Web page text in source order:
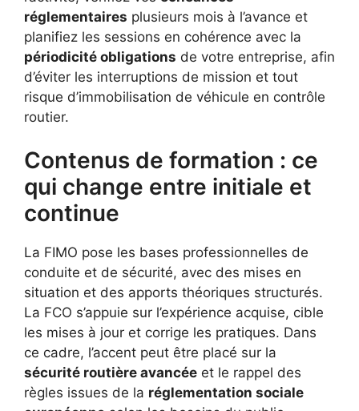
réglementaires plusieurs mois à l’avance et
planifiez les sessions en cohérence avec la
périodicité obligations de votre entreprise, afin
d’éviter les interruptions de mission et tout
risque d’immobilisation de véhicule en contrôle
routier.
Contenus de formation : ce
qui change entre initiale et
continue
La FIMO pose les bases professionnelles de
conduite et de sécurité, avec des mises en
situation et des apports théoriques structurés.
La FCO s’appuie sur l’expérience acquise, cible
les mises à jour et corrige les pratiques. Dans
ce cadre, l’accent peut être placé sur la
sécurité routière avancée et le rappel des
règles issues de la réglementation sociale